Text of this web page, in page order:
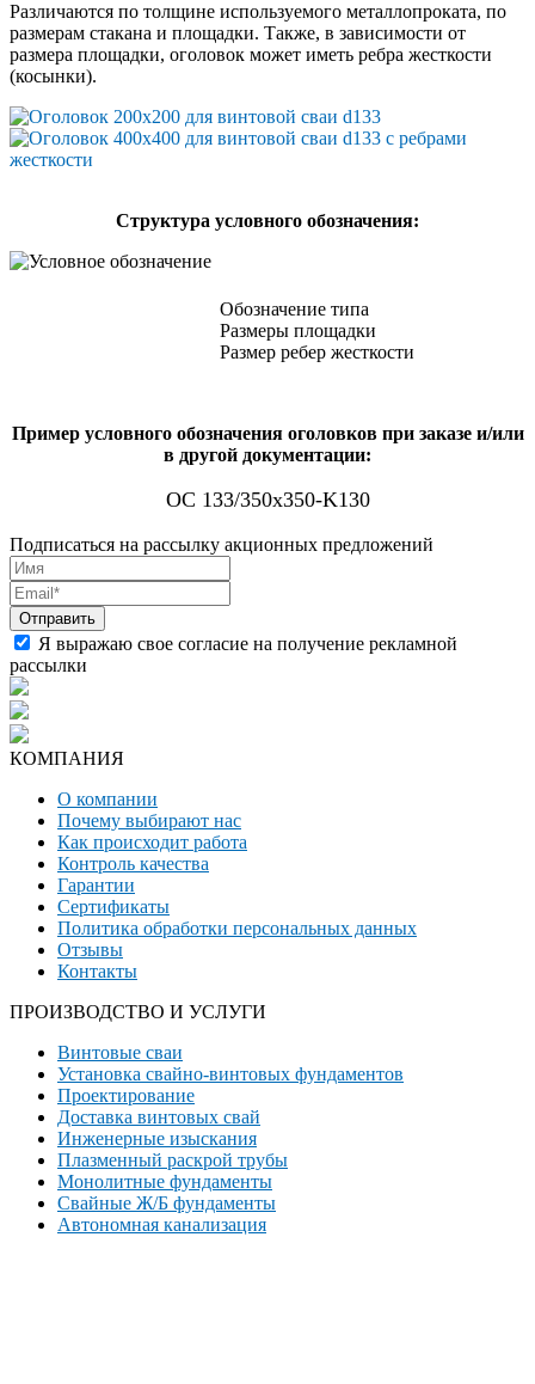
Различаются по толщине используемого металлопроката, по
размерам стакана и площадки. Также, в зависимости от
размера площадки, оголовок может иметь ребра жесткости
(косынки).
Cтруктура условного обозначения:
Обозначение типа
Размеры площадки
Размер ребер жесткости
Пример условного обозначения оголовков при заказе и/или
в другой документации:
ОС 133/350x350-K130
Подписаться на рассылку акционных предложений
Я выражаю свое согласие на получение рекламной
рассылки
КОМПАНИЯ
О компании
Почему выбирают нас
Как происходит работа
Контроль качества
Гарантии
Сертификаты
Политика обработки персональных данных
Отзывы
Контакты
ПРОИЗВОДСТВО И УСЛУГИ
Винтовые сваи
Установка свайно-винтовых фундаментов
Проектирование
Доставка винтовых свай
Инженерные изыскания
Плазменный раскрой трубы
Монолитные фундаменты
Свайные Ж/Б фундаменты
Автономная канализация